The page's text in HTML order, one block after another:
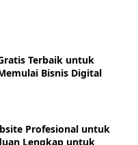
Terbaik untuk
Bisnis Digital
Profesional untuk
Lengkap untuk